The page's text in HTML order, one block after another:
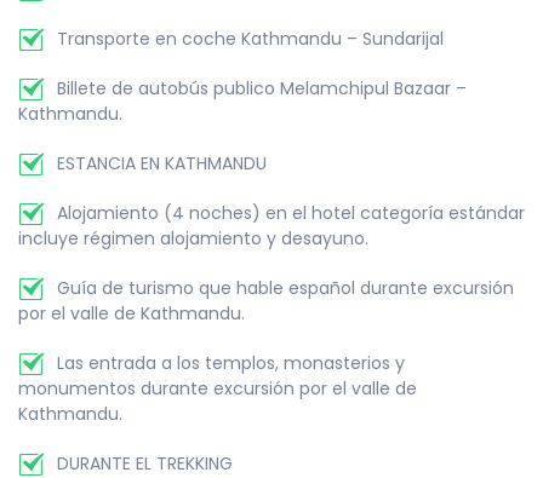
Transporte en coche Kathmandu – Sundarijal
Billete de autobús publico Melamchipul Bazaar –
Kathmandu.
ESTANCIA EN KATHMANDU
Alojamiento (4 noches) en el hotel categoría estándar
incluye régimen alojamiento y desayuno.
Guía de turismo que hable español durante excursión
por el valle de Kathmandu.
Las entrada a los templos, monasterios y
monumentos durante excursión por el valle de
Kathmandu.
DURANTE EL TREKKING